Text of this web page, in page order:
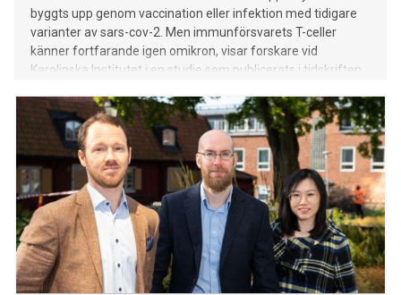
byggts upp genom vaccination eller infektion med tidigare
varianter av sars-cov-2. Men immunförsvarets T-celler
känner fortfarande igen omikron, visar forskare vid
Karolinska Institutet i en studie som publicerats i tidskriften